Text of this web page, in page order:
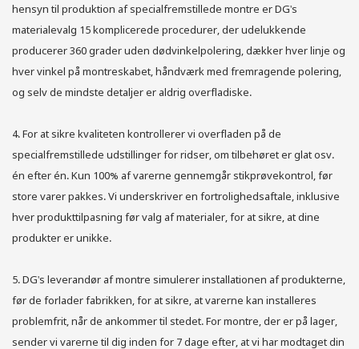
hensyn til produktion af specialfremstillede montre er DG's
materialevalg 15 komplicerede procedurer, der udelukkende
producerer 360 grader uden dødvinkelpolering, dækker hver linje og
hver vinkel på montreskabet, håndværk med fremragende polering,
og selv de mindste detaljer er aldrig overfladiske.
4. For at sikre kvaliteten kontrollerer vi overfladen på de
specialfremstillede udstillinger for ridser, om tilbehøret er glat osv.
én efter én. Kun 100% af varerne gennemgår stikprøvekontrol, før
store varer pakkes. Vi underskriver en fortrolighedsaftale, inklusive
hver produkttilpasning før valg af materialer, for at sikre, at dine
produkter er unikke.
5. DG's leverandør af montre simulerer installationen af ​​produkterne,
før de forlader fabrikken, for at sikre, at varerne kan installeres
problemfrit, når de ankommer til stedet. For montre, der er på lager,
sender vi varerne til dig inden for 7 dage efter, at vi har modtaget din